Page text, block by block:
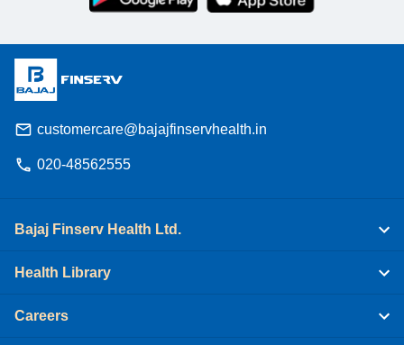
customercare@bajajfinservhealth.in
020-48562555
Bajaj Finserv Health Ltd.
Health Library
Careers